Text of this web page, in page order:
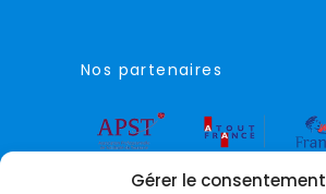
Gérer le consentement
Nos partenaires